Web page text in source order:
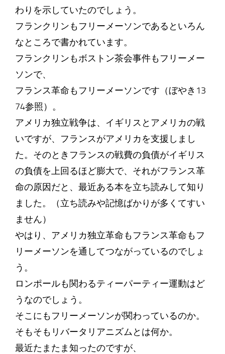
わりを示していたのでしょう。
フランクリンもフリーメーソンであるといろん
なところで書かれています。
フランクリンもボストン茶会事件もフリーメー
ソンで、
フランス革命もフリーメーソンです（ぼやき13
74参照）。
アメリカ独立戦争は、イギリスとアメリカの戦
いですが、フランスがアメリカを支援しまし
た。そのときフランスの戦費の負債がイギリス
の負債を上回るほど膨大で、それがフランス革
命の原因だと、最近ある本を立ち読みして知り
ました。（立ち読みや記憶ばかりが多くてすい
ません）
やはり、アメリカ独立革命もフランス革命もフ
リーメーソンを通してつながっているのでしょ
う。
ロンポールも関わるティーパーティー運動はど
うなのでしょう。
そこにもフリーメーソンが関わっているのか。
そもそもリバータリアニズムとは何か。
最近たまたま知ったのですが、